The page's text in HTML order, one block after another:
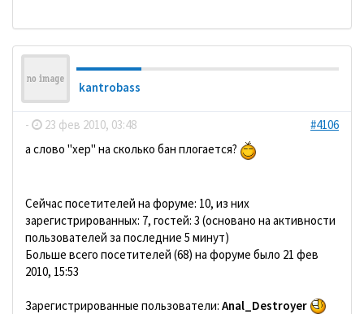
kantrobass
- 23 фев 2010, 03:48
#4106
а слово "хер" на сколько бан плогается?
Сейчас посетителей на форуме: 10, из них
зарегистрированных: 7, гостей: 3 (основано на активности
пользователей за последние 5 минут)
Больше всего посетителей (68) на форуме было 21 фев
2010, 15:53
Зарегистрированные пользователи: Anal_Destroyer